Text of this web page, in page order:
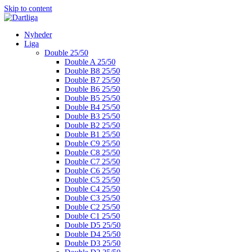
Skip to content
Nyheder
Liga
Double 25/50
Double A 25/50
Double B8 25/50
Double B7 25/50
Double B6 25/50
Double B5 25/50
Double B4 25/50
Double B3 25/50
Double B2 25/50
Double B1 25/50
Double C9 25/50
Double C8 25/50
Double C7 25/50
Double C6 25/50
Double C5 25/50
Double C4 25/50
Double C3 25/50
Double C2 25/50
Double C1 25/50
Double D5 25/50
Double D4 25/50
Double D3 25/50